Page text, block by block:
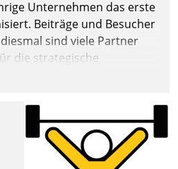
Unternehmen das erste
Beiträge und Besucher
sind viele Partner
die strategische